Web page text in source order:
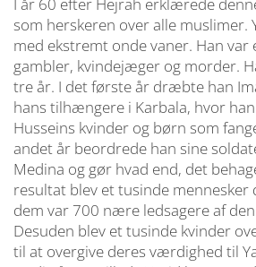
som herskeren over alle muslimer.
med ekstremt onde vaner. Han var
gambler, kvindejæger og morder.
tre år. I det første år dræbte han
hans tilhængere i Karbala, hvor
Husseins kvinder og børn som
andet år beordrede han sine
Medina og gør hvad end, det
resultat blev et tusinde
dem var 700 nære ledsagere af
Desuden blev et tusinde kvinder
til at overgive deres værdighed til